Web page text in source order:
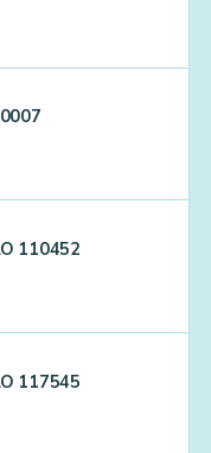
110452
117545